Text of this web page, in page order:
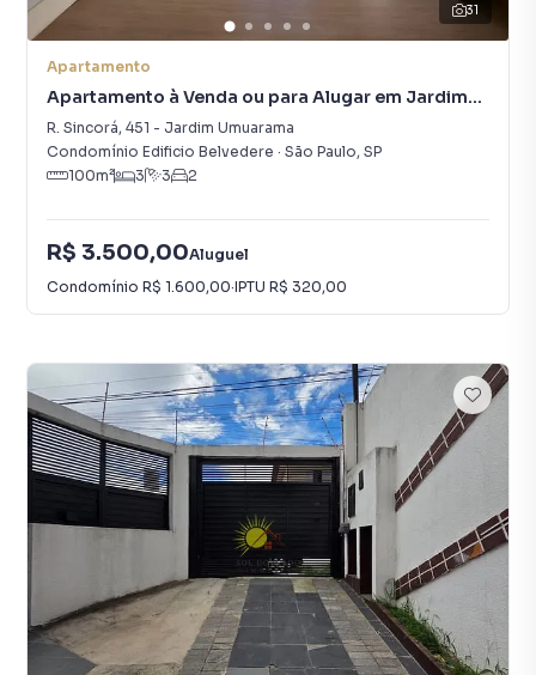
31
Apartamento
Apartamento à Venda ou para Alugar em Jardim
Umuarama
R. Sincorá, 451 - Jardim Umuarama
Condomínio Edificio Belvedere · São Paulo, SP
100m² 3 3 2
R$ 3.500,00Aluguel
Condomínio R$ 1.600,00·IPTU R$ 320,00